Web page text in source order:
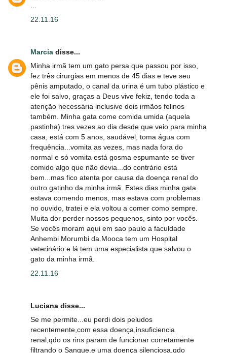
22.11.16
Marcia disse...
Minha irmã tem um gato persa que passou por isso,
fez três cirurgias em menos de 45 dias e teve seu
pênis amputado, o canal da urina é um tubo plástico e
ele foi salvo, graças a Deus vive fekiz, tendo toda a
atenção necessária inclusive dois irmãos felinos
também. Minha gata come comida umida (aquela
pastinha) tres vezes ao dia desde que veio para minha
casa, está com 5 anos, saudável, toma água com
frequência...vomita as vezes, mas nada fora do
normal e só vomita está gosma espumante se tiver
comido algo que não devia...do contrário está
bem...mas fico atenta por causa da doença renal do
outro gatinho da minha irmã. Estes dias minha gata
estava comendo menos, mas estava com problemas
no ouvido, tratei e ela voltou a comer como sempre.
Muita dor perder nossos pequenos, sinto por vocês.
Se vocês moram aqui em sao paulo a faculdade
Anhembi Morumbi da.Mooca tem um Hospital
veterinário e lá tem uma especialista que salvou o
gato da minha irmã.
22.11.16
Luciana disse...
Se me permite...eu perdi dois peludos
recentemente,com essa doença,insuficiencia
renal,qdo os rins param de funcionar corretamente
filtrando o Sangue.e uma doença silenciosa,qdo